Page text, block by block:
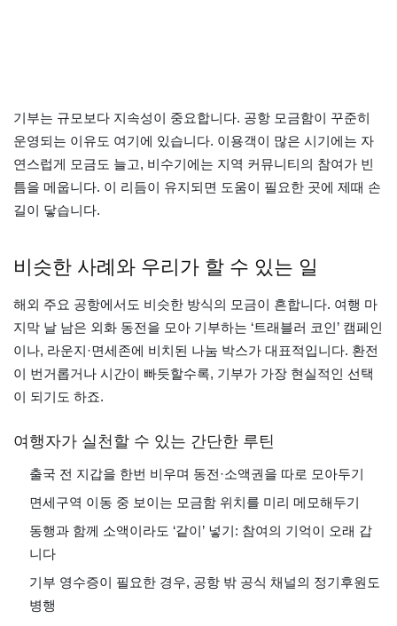
기부는 규모보다 지속성이 중요합니다. 공항 모금함이 꾸준히
운영되는 이유도 여기에 있습니다. 이용객이 많은 시기에는 자
연스럽게 모금도 늘고, 비수기에는 지역 커뮤니티의 참여가 빈
틈을 메웁니다. 이 리듬이 유지되면 도움이 필요한 곳에 제때 손
길이 닿습니다.
비슷한 사례와 우리가 할 수 있는 일
해외 주요 공항에서도 비슷한 방식의 모금이 흔합니다. 여행 마
지막 날 남은 외화 동전을 모아 기부하는 ‘트래블러 코인’ 캠페인
이나, 라운지·면세존에 비치된 나눔 박스가 대표적입니다. 환전
이 번거롭거나 시간이 빠듯할수록, 기부가 가장 현실적인 선택
이 되기도 하죠.
여행자가 실천할 수 있는 간단한 루틴
출국 전 지갑을 한번 비우며 동전·소액권을 따로 모아두기
면세구역 이동 중 보이는 모금함 위치를 미리 메모해두기
동행과 함께 소액이라도 ‘같이’ 넣기: 참여의 기억이 오래 갑
니다
기부 영수증이 필요한 경우, 공항 밖 공식 채널의 정기후원도
병행